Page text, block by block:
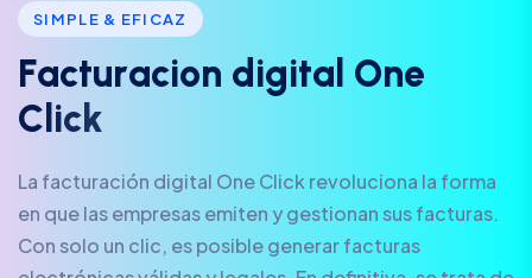
SIMPLE & EFICAZ
Facturacion d igita One
C ick
La facturación digital One Click revoluciona la forma
en que las empresas emiten y gestionan sus facturas.
Con solo un clic, es posible generar facturas